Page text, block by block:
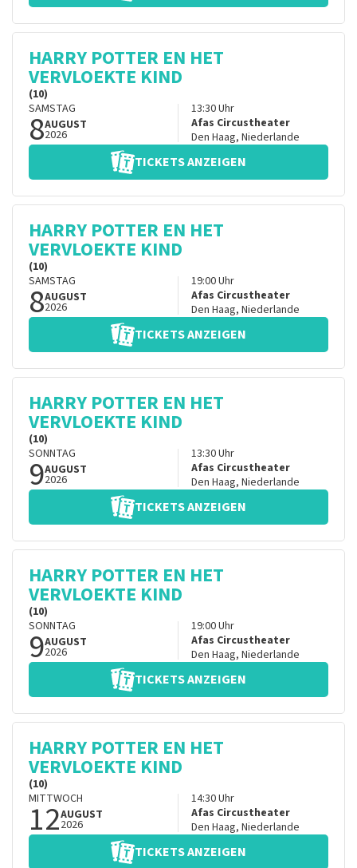
HARRY POTTER EN HET
VERVLOEKTE KIND
(10)
SAMSTAG
8AUGUST
2026
13:30Uhr
Afas Circustheater
Den Haag, Niederlande
TICKETS ANZEIGEN
HARRY POTTER EN HET
VERVLOEKTE KIND
(10)
SAMSTAG
8AUGUST
2026
19:00Uhr
Afas Circustheater
Den Haag, Niederlande
TICKETS ANZEIGEN
HARRY POTTER EN HET
VERVLOEKTE KIND
(10)
SONNTAG
9AUGUST
2026
13:30Uhr
Afas Circustheater
Den Haag, Niederlande
TICKETS ANZEIGEN
HARRY POTTER EN HET
VERVLOEKTE KIND
(10)
SONNTAG
9AUGUST
2026
19:00Uhr
Afas Circustheater
Den Haag, Niederlande
TICKETS ANZEIGEN
HARRY POTTER EN HET
VERVLOEKTE KIND
(10)
MITTWOCH
12AUGUST
2026
14:30Uhr
Afas Circustheater
Den Haag, Niederlande
TICKETS ANZEIGEN